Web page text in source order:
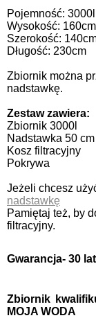
Pojemność: 3000l
Wysokość:
Szerokość:
Długość: 230cm
Zbiornik można
nadstawkę.
Zestaw zawiera:
Zbiornik 3000l
Nadstawka 50 cm
Kosz filtracyjny
Pokrywa
Jeżeli chcesz
nadstawkę
Pamiętaj też, by
filtracyjny.
Gwarancja- 30
Zbiornik
MOJA WODA